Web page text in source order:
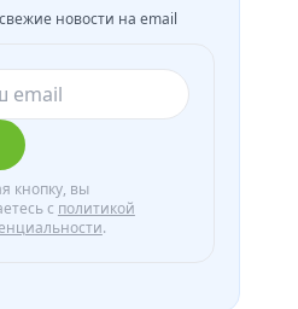
новости на email
кнопку, вы
с политикой
.